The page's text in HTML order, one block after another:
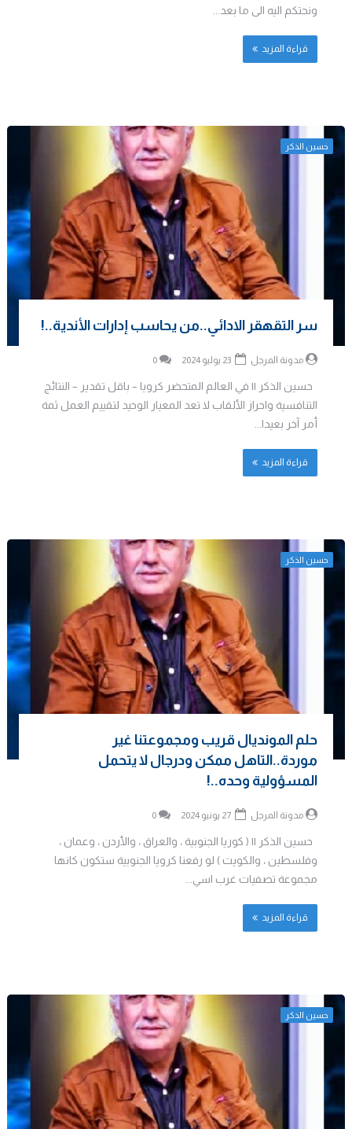
ونحتكم اليه الى ما بعد...
قراءة المزيد
حسين الذكر
سر التقهقر الادائي..من يحاسب إدارات الأندية..!
مدونة المرجل 0
حسين الذكر || في العالم المتحضر كرويا – باقل تقدير – النتائج
التنافسية واحراز الألقاب لا تعد المعيار الوحيد لتقييم العمل ثمة
أمر آخر بعيدا...
قراءة المزيد
حسين الذكر
حلم المونديال قريب ومجموعتنا غير
موردة..التاهل ممكن ودرجال لا يتحمل
المسؤولية وحده..!
مدونة المرجل 0
حسين الذكر || ( كوريا الجنوبية ، والعراق ، والأردن ، وعمان ،
وفلسطين ، والكويت ) لو رفعنا كرويا الجنوبية ستكون كانها
مجموعة تصفيات غرب اسي...
قراءة المزيد
حسين الذكر